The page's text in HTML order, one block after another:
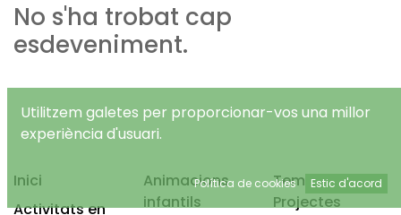
No s'ha trobat cap
esdeveniment.
Inici
Activitats en
Animacions
infantils
Temps Lliure
Projectes
Utilitzem galetes per proporcionar-vos una millor
experiència d'usuari.
Política de cookies Estic d'acord